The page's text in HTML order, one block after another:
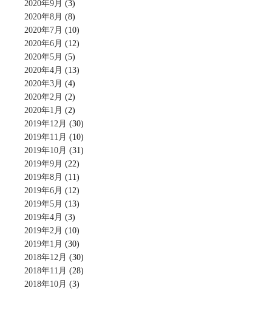
2020年9月 (3)
2020年8月 (8)
2020年7月 (10)
2020年6月 (12)
2020年5月 (5)
2020年4月 (13)
2020年3月 (4)
2020年2月 (2)
2020年1月 (2)
2019年12月 (30)
2019年11月 (10)
2019年10月 (31)
2019年9月 (22)
2019年8月 (11)
2019年6月 (12)
2019年5月 (13)
2019年4月 (3)
2019年2月 (10)
2019年1月 (30)
2018年12月 (30)
2018年11月 (28)
2018年10月 (3)